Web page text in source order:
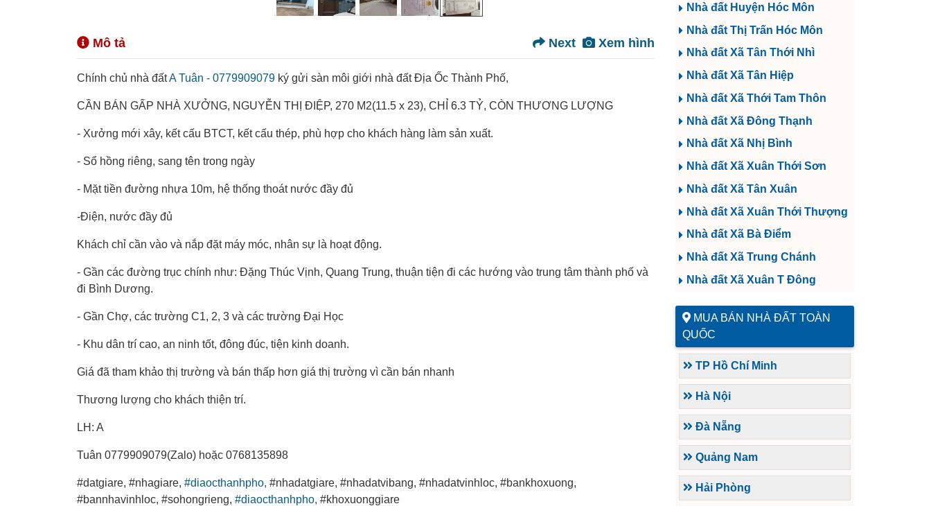
Mô tả Xem hình
Next
Chính chủ nhà đấtA Tuân - 0779909079 ký gửi sàn môi giới nhà đất Địa Ốc Thành Phố,
CẦN BÁN GẤP NHÀ XƯỞNG, NGUYỄN THỊ ĐIỆP, 270 M2(11.5 x 23), CHỈ 6.3 TỶ, CÒN THƯƠNG LƯỢNG
- Xưởng mới xây, kết cấu BTCT, kết cấu thép, phù hợp cho khách hàng làm sản xuất.
- Sổ hồng riêng, sang tên trong ngày
- Mặt tiền đường nhựa 10m, hệ thống thoát nước đầy đủ
-Điện, nước đầy đủ
Khách chỉ cần vào và nắp đặt máy móc, nhân sự là hoạt động.
- Gần các đường trục chính như: Đặng Thúc Vịnh, Quang Trung, thuận tiện đi các hướng vào trung tâm thành phố và
đi Bình Dương.
- Gần Chợ, các trường C1, 2, 3 và các trường Đại Học
- Khu dân trí cao, an ninh tốt, đông đúc, tiện kinh doanh.
Giá đã tham khảo thị trường và bán thấp hơn giá thị trường vì cần bán nhanh
Thương lượng cho khách thiện trí.
LH: A
Tuân 0779909079(Zalo) hoặc 0768135898
#datgiare, #nhagiare, #diaocthanhpho, #nhadatgiare, #nhadatvibang, #nhadatvinhloc, #bankhoxuong,
#bannhavinhloc, #sohongrieng, #diaocthanhpho, #khoxuonggiare
Nhà đất Huyện Hóc Môn
Nhà đất Thị Trấn Hóc Môn
Nhà đất Xã Tân Thới Nhì
Nhà đất Xã Tân Hiệp
Nhà đất Xã Thới Tam Thôn
Nhà đất Xã Đông Thạnh
Nhà đất Xã Nhị Bình
Nhà đất Xã Xuân Thới Sơn
Nhà đất Xã Tân Xuân
Nhà đất Xã Xuân Thới Thượng
Nhà đất Xã Bà Điểm
Nhà đất Xã Trung Chánh
Nhà đất Xã Xuân T Đông
MUA BÁN NHÀ ĐẤT TOÀN
QUỐC
TP Hồ Chí Minh
Hà Nội
Đà Nẵng
Quảng Nam
Hải Phòng